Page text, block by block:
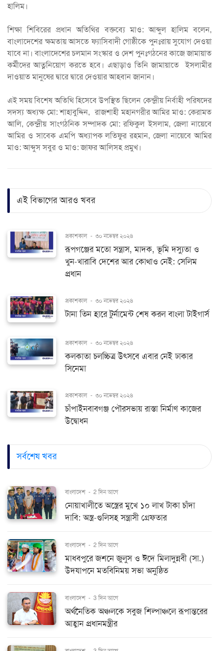
হালিম।
শিক্ষা শিবিরের প্রধান অতিথির বক্তব্যে মাও: আব্দুল হালিম বলেন,
বাংলাদেশের ক্ষমতায় আসতে ফ্যাসিবাদী গোষ্ঠীকে পুনঃরায় সুযোগ দেওয়া
যাবে না। বাংলাদেশের চলমান সংস্কার ও দেশ পুনঃগঠনের কাজে জামায়াত
কর্মীদের আত্ননিয়োগ করতে হবে। এছাড়াও তিনি জামায়াতে ইসলামীর
দাওয়াত মানুষের দ্বারে দ্বারে দেওয়ার আহবান জানান।
এই সময় বিশেষ অতিথি হিসেবে উপস্থিত ছিলেন কেন্দ্রীয় নির্বাহী পরিষদের
সদস্য অধ্যক্ষ মো: শাহাবুদ্দিন, রাজশাহী মহানগরীর আমির মাও: কেরামত
আলি, কেন্দ্রীয় সাংগঠনিক সম্পাদক মো: রফিকুল ইসলাম, জেলা নায়েবে
আমির ও সাবেক এমপি অধ্যাপক লতিফুর রহমান, জেলা নায়েবে আমির
মাও: আব্দুস সবুর ও মাও: জাফর আলিসহ প্রমুখ।
এই বিভাগের আরও খবর
প্রকাশকাল - ৩০ নভেম্বর ২০২৪
রূপগঞ্জের মতো সন্ত্রাস, মাদক, ভূমি দস্যুতা ও
খুন-খারাবি দেশের আর কোথাও নেই: সেলিম
প্রধান
প্রকাশকাল - ৩০ নভেম্বর ২০২৪
টানা তিন হারে টুর্নামেন্ট শেষ করল বাংলা টাইগার্স
প্রকাশকাল - ৩০ নভেম্বর ২০২৪
কলকাতা চলচ্চিত্র উৎসবে এবার নেই ঢাকার
সিনেমা
প্রকাশকাল - ৩০ নভেম্বর ২০২৪
চাঁপাইনবাবগঞ্জ পৌরসভায় রাস্তা নির্মাণ কাজের
উদ্বোধন
সর্বশেষ খবর
বাংলাদেশ - 2 দিন আগে
নোয়াখালীতে অস্ত্রের মুখে ১০ লাখ টাকা চাঁদা
দাবি: অস্ত্র-গুলিসহ সন্ত্রাসী গ্রেফতার
বাংলাদেশ - 2 দিন আগে
মাধবপুরে জশনে জুলুস ও ঈদে মিলাদুন্নবী (সা.)
উদযাপনে মতবিনিময় সভা অনুষ্ঠিত
বাংলাদেশ - 3 দিন আগে
অর্থনৈতিক অঞ্চলকে সবুজ শিল্পাঞ্চলে রূপান্তরের
আহ্বান প্রধানমন্ত্রীর